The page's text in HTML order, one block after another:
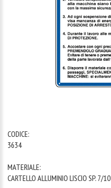
CODICE:
3634
MATERIALE:
CARTELLO ALLUMINIO LISCIO SP. 7/10